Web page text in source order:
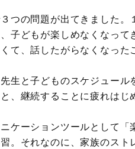
つの問題が出てきました
子どもが楽しめなくなっ
て、話したがらなくなった
生と子どものスケジュー
、継続することに疲れはじ
ケーションツールとして
。それなのに、家族のス